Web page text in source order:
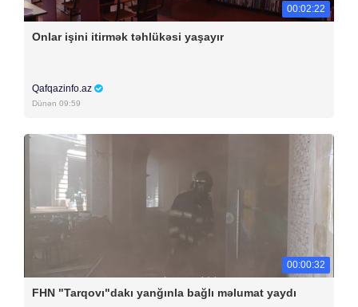
00:02:22
Onlar işini itirmək təhlükəsi yaşayır
Qafqazinfo.az
Dünən 09:59
00:00:32
FHN "Tarqovı"dakı yanğınla bağlı məlumat yaydı